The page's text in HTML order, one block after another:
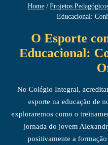
Home Projetos
Educacional:
O Esporte
Educacional:
No Colégio Integral,
esporte na educação de
exploraremos como o
jornada do jovem
positivamente a